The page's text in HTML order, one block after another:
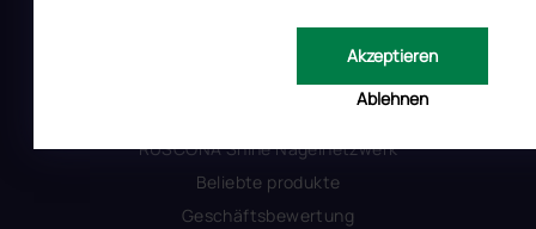
Ablehnen
Akzeptieren
Alles zum Verbot von TPO
Glossar der Begriffe
RUSCONA Shine Nagelnetzwerk
Beliebte produkte
Geschäftsbewertung